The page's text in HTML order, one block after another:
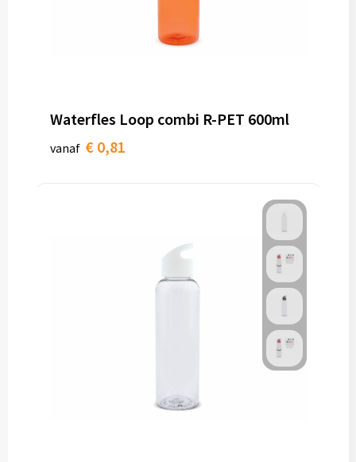
Waterfles Loop combi R-PET 600ml
vanaf € 0,81